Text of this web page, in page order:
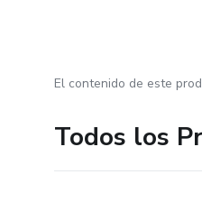
El contenido de este
Todos los